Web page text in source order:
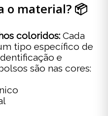
o material? 📦
coloridos: Cada
tipo específico de
e
são nas cores: